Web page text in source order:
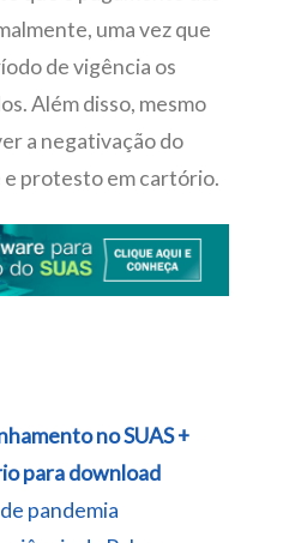
uma vez que
de vigência os
Além disso, mesmo
a negativação do
protesto em cartório.
no SUAS +
para download
pandemia